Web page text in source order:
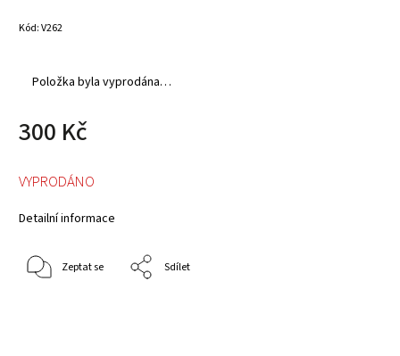
Kód:V262
Položka byla vyprodána…
300 Kč
VYPRODÁNO
Detailní informace
Zeptat se Sdílet